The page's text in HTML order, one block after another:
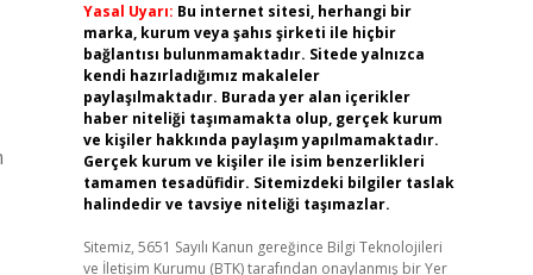
Yasal Uyarı: Bu internet sitesi, herhangi bir
marka, kurum veya şahıs şirketi ile hiçbir
bağlantısı bulunmamaktadır. Sitede yalnızca
kendi hazırladığımız makaleler
paylaşılmaktadır. Burada yer alan içerikler
haber niteliği taşımamakta olup, gerçek kurum
ve kişiler hakkında paylaşım yapılmamaktadır.
Gerçek kurum ve kişiler ile isim benzerlikleri
tamamen tesadüfidir. Sitemizdeki bilgiler taslak
halindedir ve tavsiye niteliği taşımazlar.
Sitemiz, 5651 Sayılı Kanun gereğince Bilgi Teknolojileri
ve İletişim Kurumu (BTK) tarafından onaylanmış bir Yer